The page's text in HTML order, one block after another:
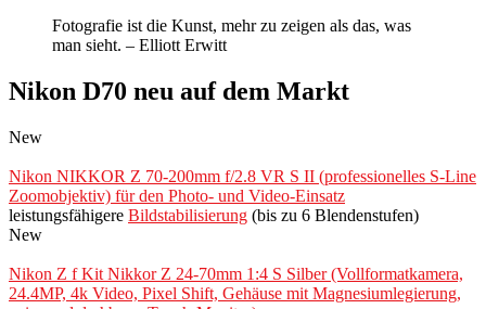
Fotografie ist die Kunst, mehr zu zeigen als das, was
man sieht. – Elliott Erwitt
Nikon D70 neu auf dem Markt
New
Nikon NIKKOR Z 70‑200mm f/2.8 VR S II (professionelles S-Line
Zoomobjektiv) für den Photo- und Video-Einsatz
leistungsfähigere Bildstabilisierung (bis zu 6 Blendenstufen)
New
Nikon Z f Kit Nikkor Z 24-70mm 1:4 S Silber (Vollformatkamera,
24.4MP, 4k Video, Pixel Shift, Gehäuse mit Magnesiumlegierung,